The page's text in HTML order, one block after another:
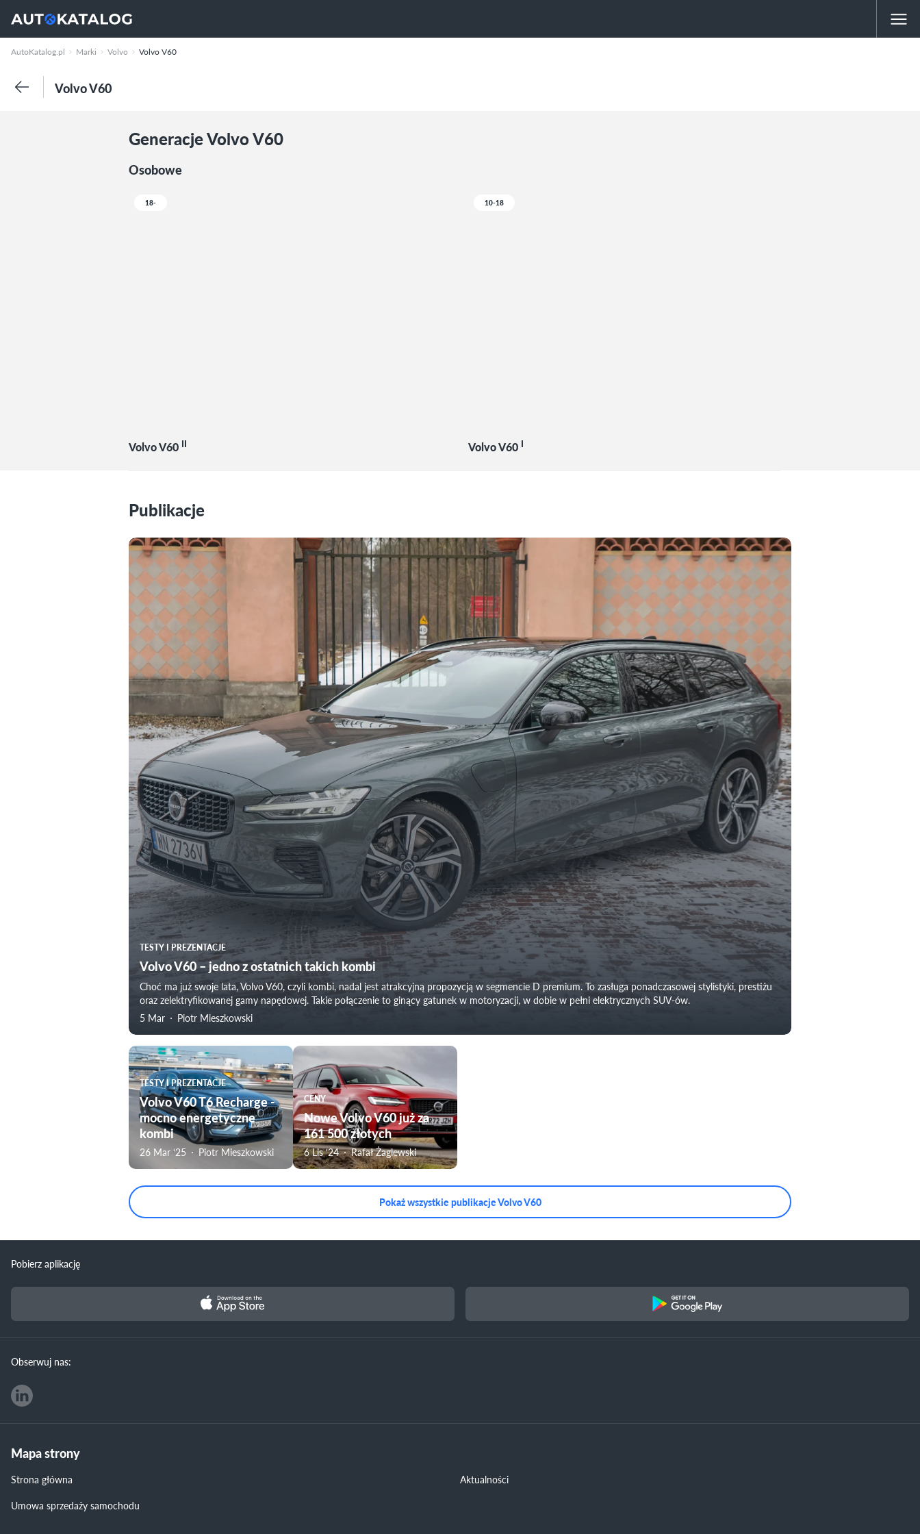
AutoKatalog.pl Marki Volvo Volvo V60
Volvo V60
Generacje Volvo V60
Osobowe
18-
Volvo V60 II
10-18
Volvo V60 I
Publikacje
TESTY I PREZENTACJE
Volvo V60 – jedno z ostatnich takich kombi
Choć ma już swoje lata, Volvo V60, czyli kombi, nadal jest atrakcyjną propozycją w segmencie D premium. To zasługa ponadczasowej stylistyki, prestiżu
oraz zelektryfikowanej gamy napędowej. Takie połączenie to ginący gatunek w motoryzacji, w dobie w pełni elektrycznych SUV-ów.
5 Mar
Piotr Mieszkowski
TESTY I PREZENTACJE
Volvo V60 T6 Recharge -
mocno energetyczne
kombi
26 Mar ‘25 Piotr Mieszkowski
CENY
Nowe Volvo V60 już za
161 500 złotych
6 Lis ‘24 Rafał Żaglewski
Pokaż wszystkie publikacje Volvo V60
Pobierz aplikację
Obserwuj nas:
Mapa strony
Strona główna
Aktualności
Umowa sprzedaży samochodu